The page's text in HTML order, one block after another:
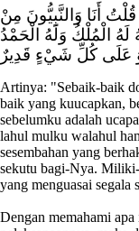
أَنَا وَالنَّبِيُّونَ مِنْ
لَهُ الْمُلْكُ وَلَهُ الْحَمْدُ
Artinya: "Sebaik-baik
baik yang kuucapkan,
sebelumku adalah
lahul mulku walahul
sesembahan yang
sekutu bagi-Nya.
yang menguasai
Dengan memahami